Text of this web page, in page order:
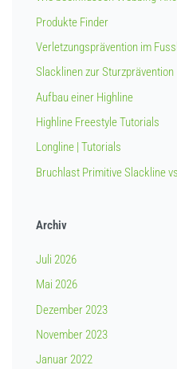
Produkte Finder
Verletzungsprävention im
Slacklinen zur Sturzprävention
Aufbau einer Highline
Highline Freestyle Tutorials
Longline | Tutorials
Bruchlast Primitive Slackline
Archiv
Juli 2026
Mai 2026
Dezember 2023
November 2023
Januar 2022